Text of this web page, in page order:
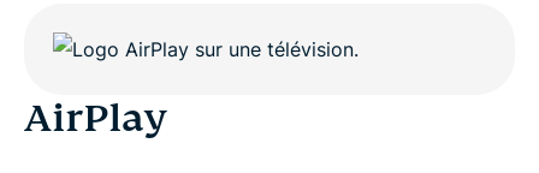
AirPlay